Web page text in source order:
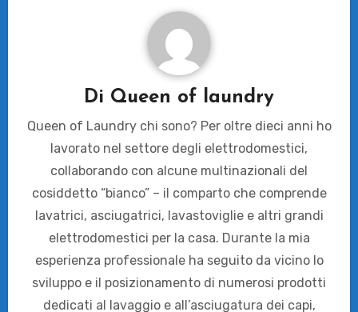
Di Queen of laundry
Queen of Laundry chi sono? Per oltre dieci anni ho
lavorato nel settore degli elettrodomestici,
collaborando con alcune multinazionali del
cosiddetto “bianco” – il comparto che comprende
lavatrici, asciugatrici, lavastoviglie e altri grandi
elettrodomestici per la casa. Durante la mia
esperienza professionale ha seguito da vicino lo
sviluppo e il posizionamento di numerosi prodotti
dedicati al lavaggio e all’asciugatura dei capi,